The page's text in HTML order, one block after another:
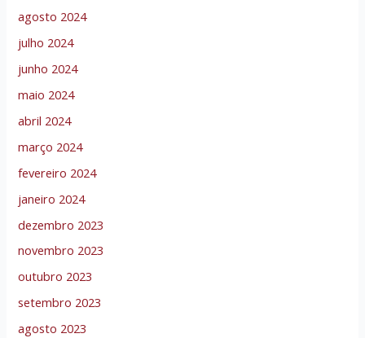
agosto 2024
julho 2024
junho 2024
maio 2024
abril 2024
março 2024
fevereiro 2024
janeiro 2024
dezembro 2023
novembro 2023
outubro 2023
setembro 2023
agosto 2023